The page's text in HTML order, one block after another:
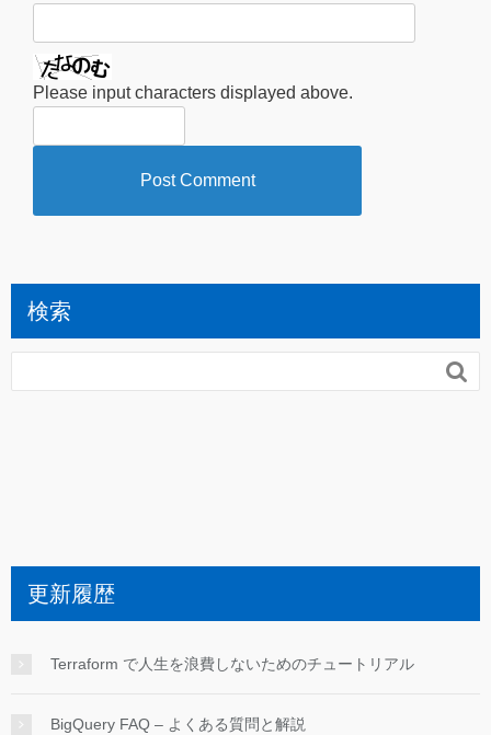
Please input characters displayed above.
検索

更新履歴
Terraform で人生を浪費しないためのチュートリアル
BigQuery FAQ – よくある質問と解説